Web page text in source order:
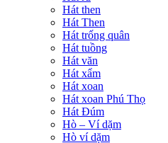
Hát then
Hát Then
Hát trống quân
Hát tuồng
Hát văn
Hát xẩm
Hát xoan
Hát xoan Phú Thọ
Hát Đúm
Hò – Ví dặm
Hò ví dặm